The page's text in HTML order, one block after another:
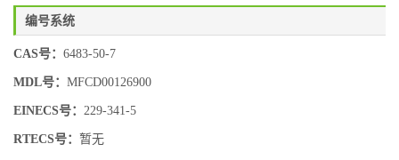
编号系统
CAS号： 6483-50-7
MDL号： MFCD00126900
EINECS号： 229-341-5
RTECS号： 暂无